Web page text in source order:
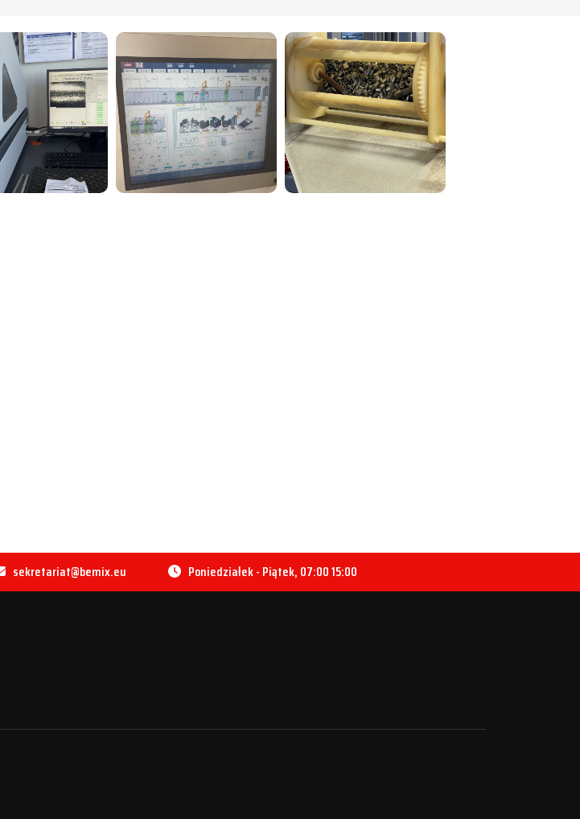
sekretariat@bemix.eu Poniedziałek - Piątek, 07:00 15:00